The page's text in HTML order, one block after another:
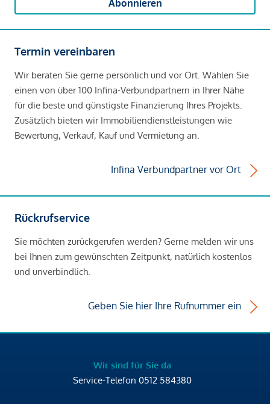
Abonnieren
Termin vereinbaren
Wir beraten Sie gerne persönlich und vor Ort. Wählen Sie
einen von über 100 Infina-Verbundpartnern in Ihrer Nähe
für die beste und günstigste Finanzierung Ihres Projekts.
Zusätzlich bieten wir Immobiliendienstleistungen wie
Bewertung, Verkauf, Kauf und Vermietung an.
Infina Verbundpartner vor Ort
Rückrufservice
Sie möchten zurückgerufen werden? Gerne melden wir uns
bei Ihnen zum gewünschten Zeitpunkt, natürlich kostenlos
und unverbindlich.
Geben Sie hier Ihre Rufnummer ein
Wir sind für Sie da
Service-Telefon 0512 584380